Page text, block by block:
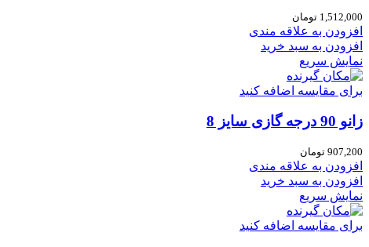
1,512,000 تومان
افزودن به علاقه مندی
افزودن به سبد خرید
نمایش سریع
برای مقایسه اضافه کنید
زانو 90 درجه گازی سایز 8
907,200 تومان
افزودن به علاقه مندی
افزودن به سبد خرید
نمایش سریع
برای مقایسه اضافه کنید